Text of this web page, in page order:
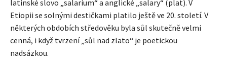
latinské slovo „salarium“ a anglické „salary“ (plat). V
Etiopii se solnými destičkami platilo ještě ve 20. století. V
některých obdobích středověku byla sůl skutečně velmi
cenná, i když tvrzení „sůl nad zlato“ je poetickou
nadsázkou.